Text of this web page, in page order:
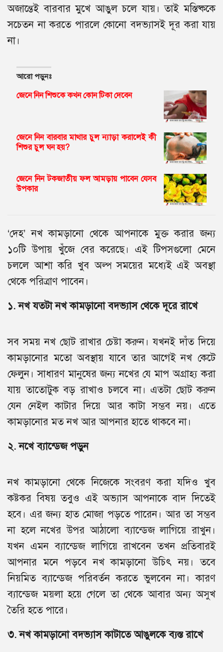
অজান্তেই বারবার মুখে আঙুল চলে যায়। তাই মস্তিষ্ককে
সচেতন না করতে পারলে কোনো বদভ্যাসই দূর করা যায়
না।
আরো পড়ুনঃ
জেনে নিন শিশুকে কখন কোন টিকা দেবেন
জেনে নিন বারবার মাথার চুল ন্যাড়া করালেই কী
শিশুর চুল ঘন হয়?
জেনে নিন টকজাতীয় ফল আমড়ায় পাবেন যেসব
উপকার
‘দেহ’ নখ কামড়ানো থেকে আপনাকে মুক্ত করার জন্য
১০টি উপায় খুঁজে বের করেছে। এই টিপসগুলো মেনে
চললে আশা করি খুব অল্প সময়ের মধ্যেই এই অবস্থা
থেকে পরিত্রাণ পাবেন।
১. নখ যতটা নখ কামড়ানো বদভ্যাস থেকে দূরে রাখে
সব সময় নখ ছোট রাখার চেষ্টা করুন। যখনই দাঁত দিয়ে
কামড়ানোর মতো অবস্থায় যাবে তার আগেই নখ কেটে
ফেলুন। সাধারণ মানুষের জন্য নখের যে মাপ অগ্রাহ্য করা
যায় তাতোটুক বড় রাখাও চলবে না। এতটা ছোট করুন
যেন নেইল কাটার দিয়ে আর কাটা সম্ভব নয়। এতে
কামড়ানোর মত নখ আর আপনার হাতে থাকবে না।
২. নখে ব্যান্ডেজ পড়ুন
নখ কামড়ানো থেকে নিজেকে সংবরণ করা যদিও খুব
কষ্টকর বিষয় তবুও এই অভ্যাস আপনাকে বাদ দিতেই
হবে। এর জন্য হাত মোজা পড়তে পারেন। আর তা সম্ভব
না হলে নখের উপর আঠালো ব্যান্ডেজ লাগিয়ে রাখুন।
যখন এমন ব্যান্ডেজ লাগিয়ে রাখবেন তখন প্রতিবারই
আপনার মনে পড়বে নখ কামড়ানো উচিৎ নয়। তবে
নিয়মিত ব্যান্ডেজ পরিবর্তন করতে ভুলবেন না। কারণ
ব্যান্ডেজ ময়লা হয়ে গেলে তা থেকে আবার অন্য অসুখ
তৈরি হতে পারে।
৩. নখ কামড়ানো বদভ্যাস কাটাতে আঙুলকে ব্যস্ত রাখে